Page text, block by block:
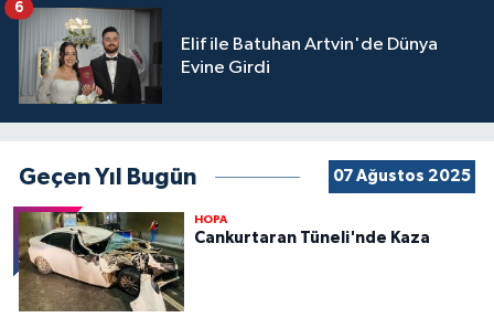
Elif ile Batuhan Artvin'de Dünya
Evine Girdi
6
Geçen Yıl Bugün 07 Ağustos 2025
HOPA
Cankurtaran Tüneli'nde Kaza